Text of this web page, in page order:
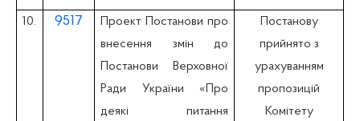
10. 9517
Проект Постанови про
внесення змін до
Постанови Верховної
Ради України «Про
деякі питання
Постанову
прийнято з
урахуванням
пропозицій
Комітету